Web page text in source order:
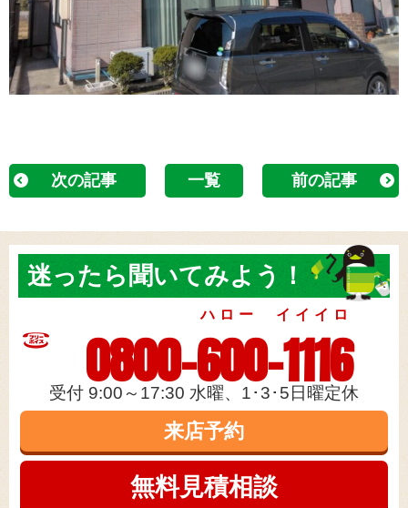
次の記事 一覧 前の記事
迷ったら 聞いてみよう！
0800-600-1116
ハロー イイイロ
受付 9:00～17:30 水曜、1･3･5日曜定休
来店予約
無料見積相談